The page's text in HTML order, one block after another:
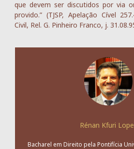
que devem ser discutidos por via
provido.” (TJSP, Apelação Cível
Civil, Rel. G. Pinheiro Franco, j.
Rénan Kfuri
Bacharel em Direito pela Pontifícia